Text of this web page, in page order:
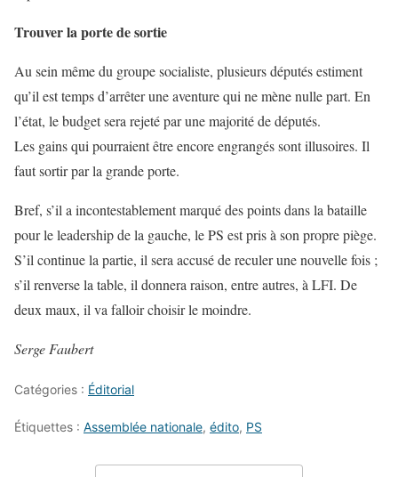
Trouver la porte de sortie
Au sein même du groupe socialiste, plusieurs députés estiment
qu’il est temps d’arrêter une aventure qui ne mène nulle part. En
l’état, le budget sera rejeté par une majorité de députés.
Les gains qui pourraient être encore engrangés sont illusoires. Il
faut sortir par la grande porte.
Bref, s’il a incontestablement marqué des points dans la bataille
pour le leadership de la gauche, le PS est pris à son propre piège.
S’il continue la partie, il sera accusé de reculer une nouvelle fois ;
s’il renverse la table, il donnera raison, entre autres, à LFI. De
deux maux, il va falloir choisir le moindre.
Serge Faubert
Catégories : Éditorial
Étiquettes : Assemblée nationale, édito, PS